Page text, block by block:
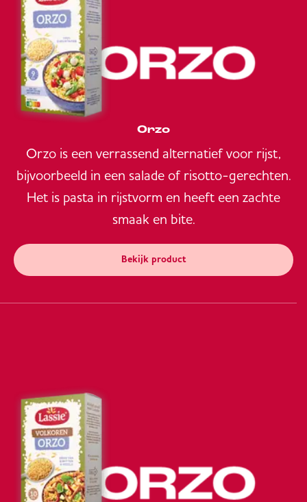
Orzo
Orzo is een verrassend alternatief voor rijst,
bijvoorbeeld in een salade of risotto-gerechten.
Het is pasta in rijstvorm en heeft een zachte
smaak en bite.
Bekijk product